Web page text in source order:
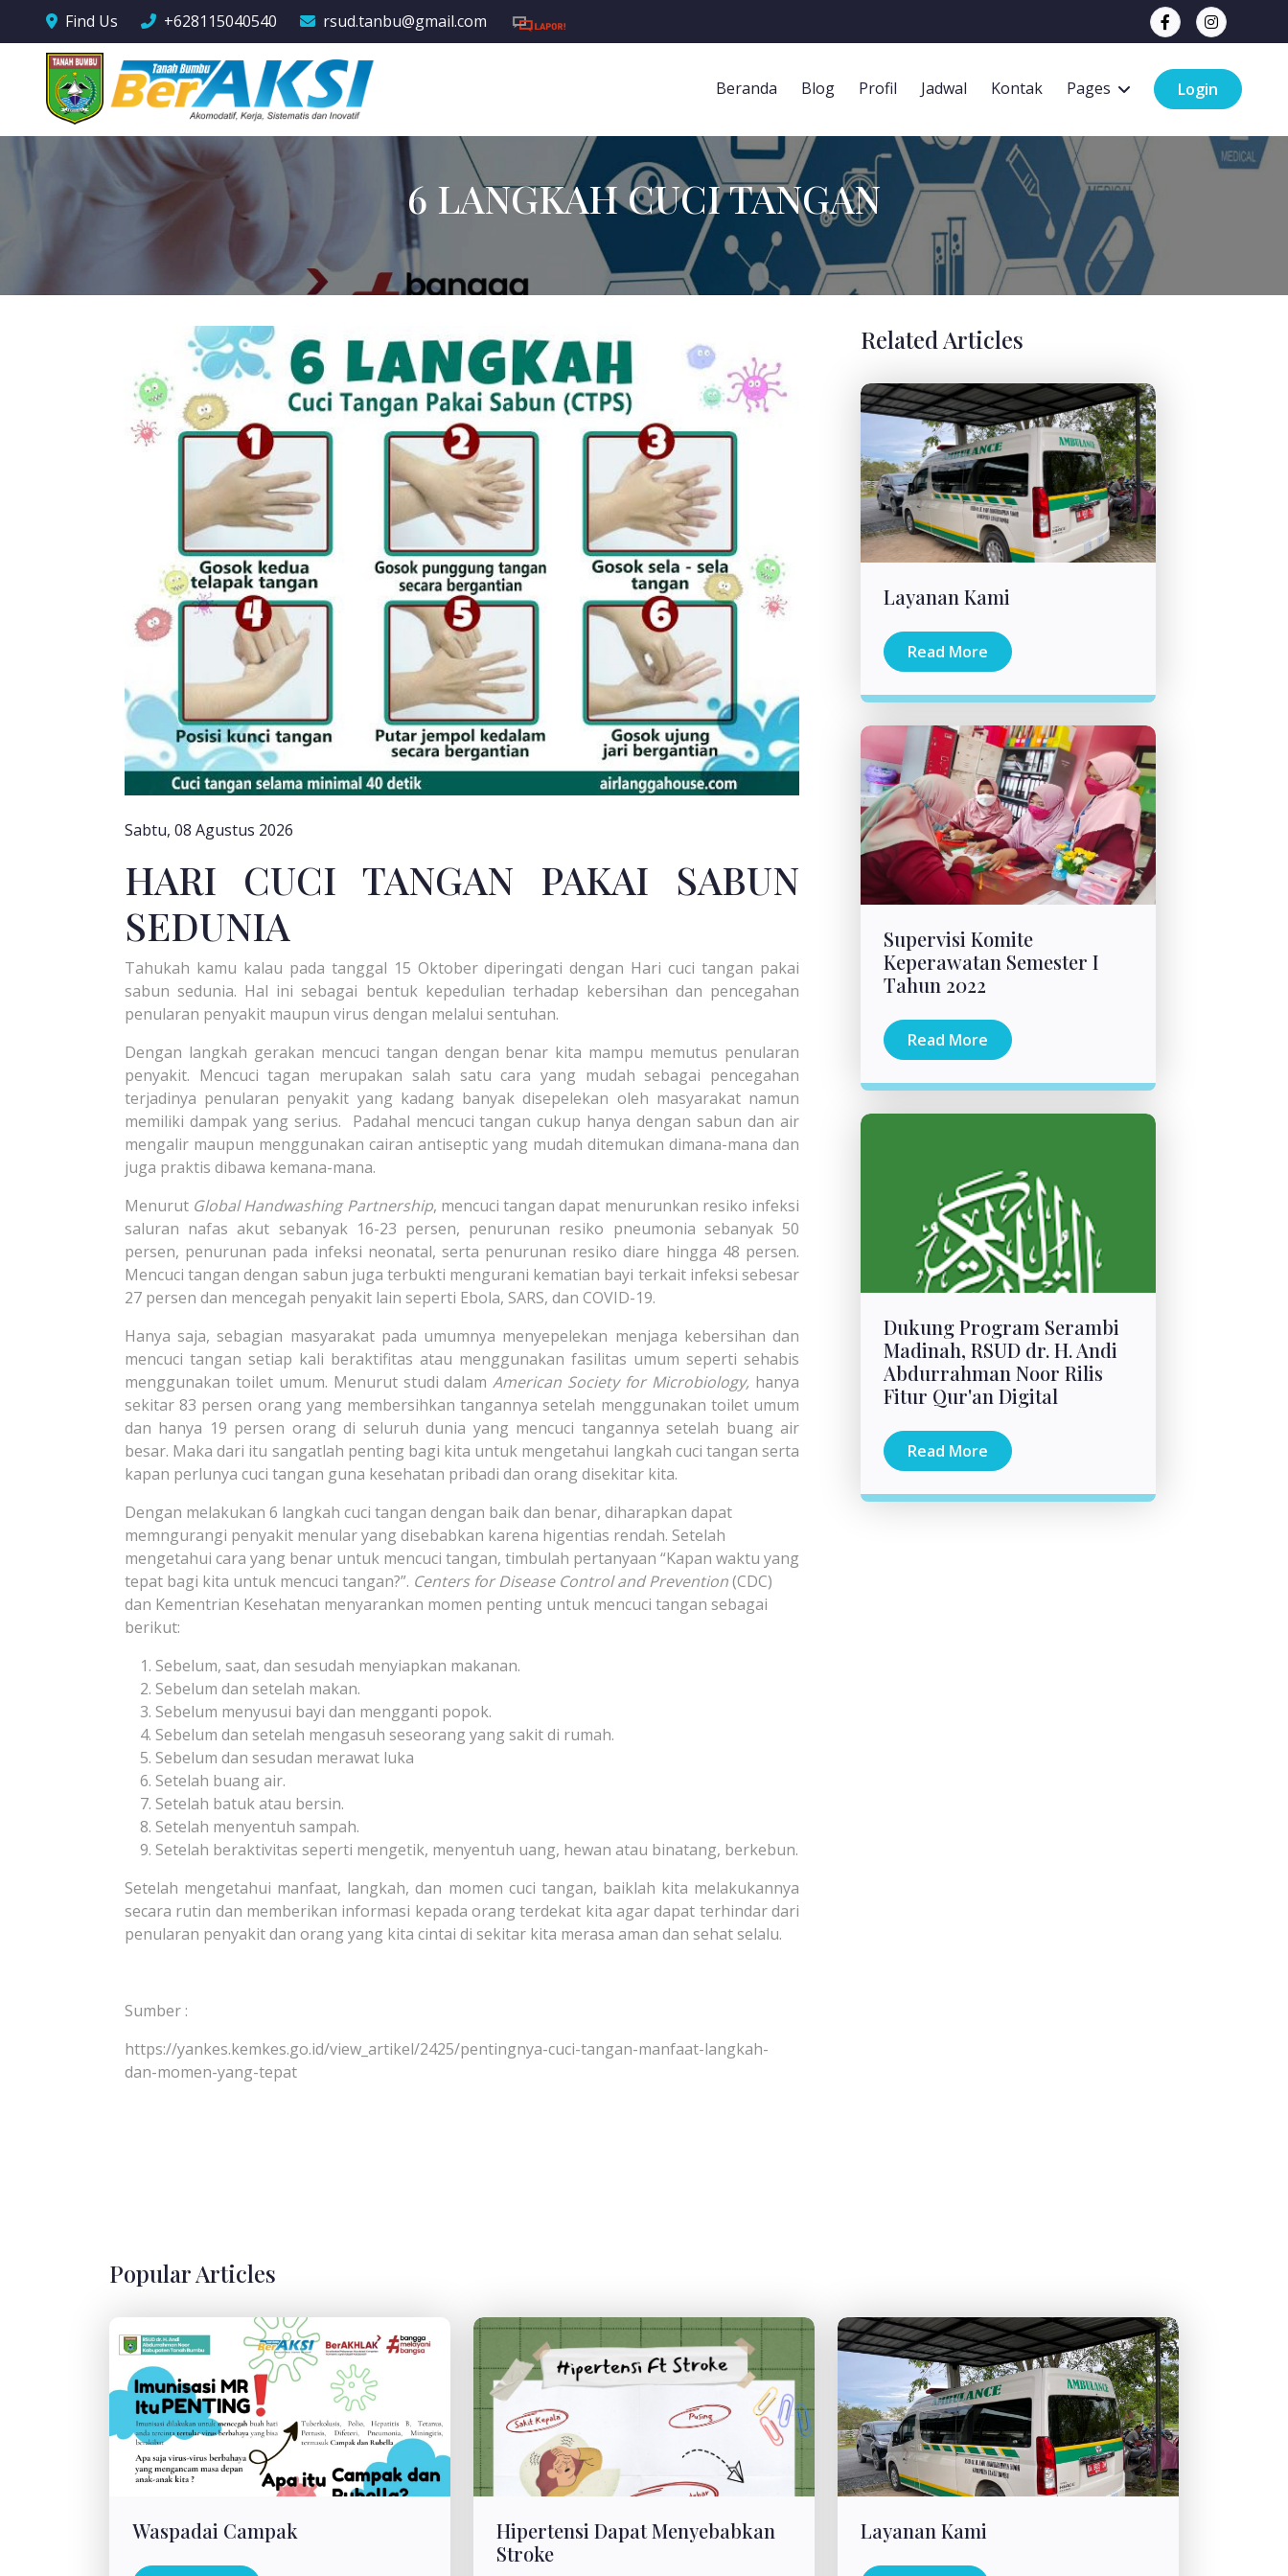
Find Us +628115040540 rsud.tanbu@gmail.com
Beranda Blog Profil Jadwal Kontak Pages Login
6 LANGKAH CUCI TANGAN
Sabtu, 08 Agustus 2026
HARI CUCI TANGAN PAKAI SABUN
SEDUNIA
Tahukah kamu kalau pada tanggal 15 Oktober diperingati dengan Hari cuci tangan pakai
sabun sedunia. Hal ini sebagai bentuk kepedulian terhadap kebersihan dan pencegahan
penularan penyakit maupun virus dengan melalui sentuhan.
Dengan langkah gerakan mencuci tangan dengan benar kita mampu memutus penularan
penyakit. Mencuci tagan merupakan salah satu cara yang mudah sebagai pencegahan
terjadinya penularan penyakit yang kadang banyak disepelekan oleh masyarakat namun
memiliki dampak yang serius.
Padahal mencuci tangan cukup hanya dengan sabun dan air
mengalir maupun menggunakan cairan antiseptic yang mudah ditemukan dimana-mana dan
juga praktis dibawa kemana-mana.
Menurut Global Handwashing Partnership, mencuci tangan dapat menurunkan resiko infeksi
saluran nafas akut sebanyak 16-23 persen, penurunan resiko pneumonia sebanyak 50
persen, penurunan pada infeksi neonatal, serta penurunan resiko diare hingga 48 persen.
Mencuci tangan dengan sabun juga terbukti mengurani kematian bayi terkait infeksi sebesar
27 persen dan mencegah penyakit lain seperti Ebola, SARS, dan COVID-19.
Hanya saja, sebagian masyarakat pada umumnya menyepelekan menjaga kebersihan dan
mencuci tangan setiap kali beraktifitas atau menggunakan fasilitas umum seperti sehabis
menggunakan toilet umum. Menurut studi dalamAmerican Society for Microbiology, hanya
sekitar 83 persen orang yang membersihkan tangannya setelah menggunakan toilet umum
dan hanya 19 persen orang di seluruh dunia yang mencuci tangannya setelah buang air
besar. Maka dari itu sangatlah penting bagi kita untuk mengetahui langkah cuci tangan serta
kapan perlunya cuci tangan guna kesehatan pribadi dan orang disekitar kita.
Dengan melakukan 6 langkah cuci tangan dengan baik dan benar, diharapkan dapat
memngurangi penyakit menular yang disebabkan karena higentias rendah. Setelah
mengetahui cara yang benar untuk mencuci tangan, timbulah pertanyaan “Kapan waktu yang
tepat bagi kita untuk mencuci tangan?”. Centers for Disease Control and Prevention(CDC)
dan Kementrian Kesehatan menyarankan momen penting untuk mencuci tangan sebagai
berikut:
Sebelum, saat, dan sesudah menyiapkan makanan.
Sebelum dan setelah makan.
Sebelum menyusui bayi dan mengganti popok.
Sebelum dan setelah mengasuh seseorang yang sakit di rumah.
Sebelum dan sesudan merawat luka
Setelah buang air.
Setelah batuk atau bersin.
Setelah menyentuh sampah.
Setelah beraktivitas seperti mengetik, menyentuh uang, hewan atau binatang, berkebun.
Setelah mengetahui manfaat, langkah, dan momen cuci tangan, baiklah kita melakukannya
secara rutin dan memberikan informasi kepada orang terdekat kita agar dapat terhindar dari
penularan penyakit dan orang yang kita cintai di sekitar kita merasa aman dan sehat selalu.
Sumber :
https://yankes.kemkes.go.id/view_artikel/2425/pentingnya-cuci-tangan-manfaat-langkah-
dan-momen-yang-tepat
Related Articles
Layanan Kami
Read More
Supervisi Komite
Keperawatan Semester I
Tahun 2022
Read More
Dukung Program Serambi
Madinah, RSUD dr. H. Andi
Abdurrahman Noor Rilis
Fitur Qur'an Digital
Read More
Popular Articles
Waspadai Campak
Hipertensi Dapat Menyebabkan
Stroke
Layanan Kami